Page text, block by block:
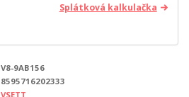
Splátková kalkulačka
V8-9AB156
8595716202333
VSETT